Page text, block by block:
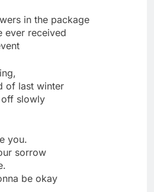
in the package
ever received
of last winter
off slowly
you.
sorrow
be okay